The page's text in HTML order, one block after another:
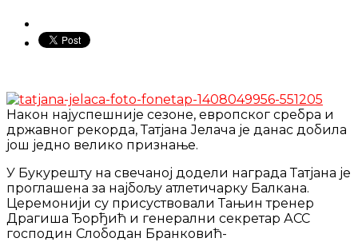
Након најуспешније сезоне, европског сребра и
државног рекорда, Татјана Јелача је данас добила
још једно велико признање.
У Букурешту на свечаној додели награда Татјана је
проглашена за најбољу атлетичарку Балкана.
Церемонији су присуствовали Тањин тренер
Драгиша Ђорђић и генерални секретар АСС
господин Слободан Бранковић-